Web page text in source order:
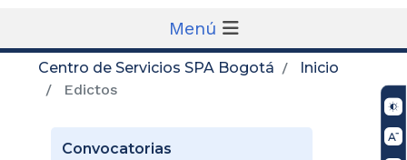
Menú
Centro de Servicios SPA Bogotá
Inicio
Edictos
Convocatorias